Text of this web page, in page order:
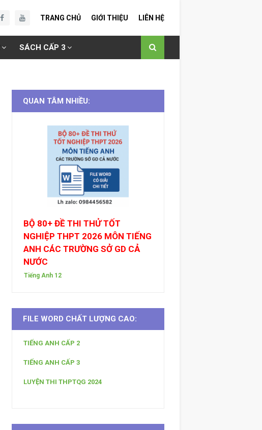
TRANG CHỦ GIỚI THIỆU LIÊN HỆ
SÁCH CẤP 3
QUAN TÂM NHIỀU:
BỘ 80+ ĐỀ THI THỬ TỐT
NGHIỆP THPT 2026 MÔN TIẾNG
ANH CÁC TRƯỜNG SỞ GD CẢ
NƯỚC
Tiếng Anh 12
FILE WORD CHẤT LƯỢNG CAO:
TIẾNG ANH CẤP 2
TIẾNG ANH CẤP 3
LUYỆN THI THPTQG 2024